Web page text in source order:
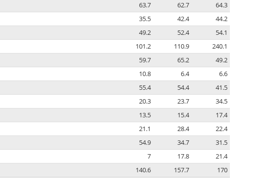
63.7 62.7
64.3
35.5 42.4
44.2
49.2 52.4
54.1
101.2 110.9
240.1
59.7 65.2
49.2
10.8 6.4
6.6
55.4 54.4
41.5
20.3 23.7
34.5
13.5 15.4
17.4
21.1 28.4
22.4
54.9 34.7
31.5
7 17.8
21.4
140.6 157.7 170